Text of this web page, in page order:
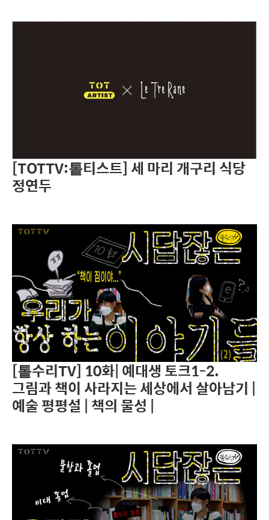
[TOTTV:톹티스트] 세 마리 개구리 식당
정연두
[톹수리TV] 10화| 예대생 토크1-2.
그림과 책이 사라지는 세상에서 살아남기 |
예술 평평설 | 책의 물성 |